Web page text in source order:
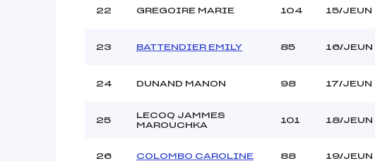
22 GREGOIRE MARIE 104 15/JEUN
23 BATTENDIER EMILY 85 16/JEUN
24 DUNAND MANON 98 17/JEUN
25
LECOQ JAMMES
MAROUCHKA
101 18/JEUN
26 COLOMBO CAROLINE 88 19/JEUN